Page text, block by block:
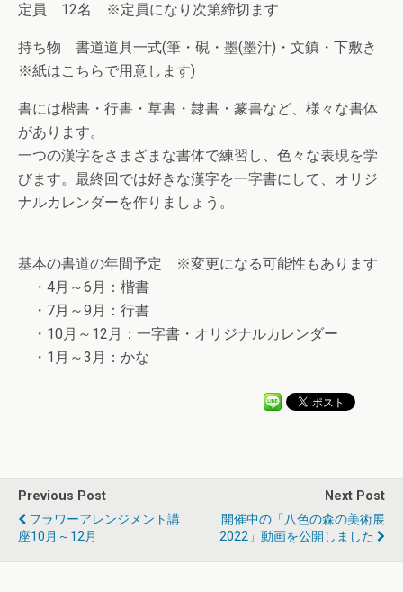
定員 12名 ※定員になり次第締切ます
持ち物 書道道具一式(筆・硯・墨(墨汁)・文鎮・下敷き
※紙はこちらで用意します)
書には楷書・行書・草書・隷書・篆書など、様々な書体
があります。
一つの漢字をさまざまな書体で練習し、色々な表現を学
びます。最終回では好きな漢字を一字書にして、オリジ
ナルカレンダーを作りましょう。
基本の書道の年間予定 ※変更になる可能性もあります
・4月～6月：楷書
・7月～9月：行書
・10月～12月：一字書・オリジナルカレンダー
・1月～3月：かな
Previous Post
フラワーアレンジメント講
座10月～12月
Next Post
開催中の「八色の森の美術展
2022」動画を公開しました